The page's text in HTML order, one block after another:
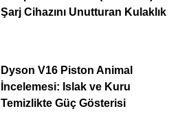
Şarj Cihazını Unutturan Kulaklık
Dyson V16 Piston Animal
İncelemesi: Islak ve Kuru
Temizlikte Güç Gösterisi